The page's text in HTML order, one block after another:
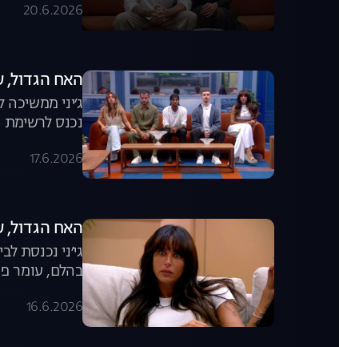
20.6.2026
האח הגדול, עונה 8, פרק 60:
ג׳יני
נכנס לרשימת ההדחה
17.6.2026
האח הגדול, עונה 8, פרק 59: גל
גי׳ני
בהלם, עומר
16.6.2026